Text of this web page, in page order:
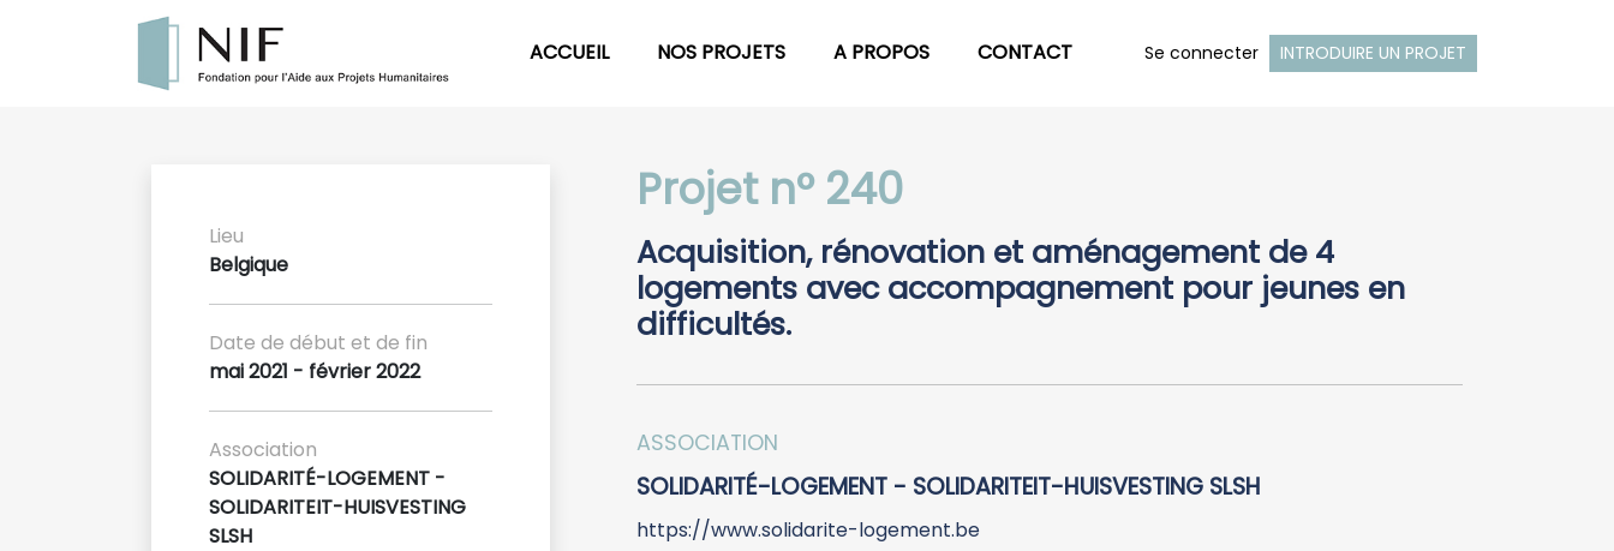
ACCUEIL NOS PROJETS A PROPOS CONTACT Se connecter INTRODUIRE UN PROJET
Lieu
Belgique
Date de début et de fin
mai 2021 - février 2022
Association
SOLIDARITÉ-LOGEMENT -
SOLIDARITEIT-HUISVESTING
SLSH
Projet n° 240
Acquisition, rénovation et aménagement de 4
logements avec accompagnement pour jeunes en
difficultés.
ASSOCIATION
SOLIDARITÉ-LOGEMENT - SOLIDARITEIT-HUISVESTING SLSH
https://www.solidarite-logement.be